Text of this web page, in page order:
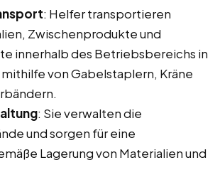
: Helfer transportieren
Zwischenprodukte und
innerhalb des Betriebsbereichs in
von Gabelstaplern, Kräne
: Sie verwalten die
und sorgen für eine
Lagerung von Materialien und